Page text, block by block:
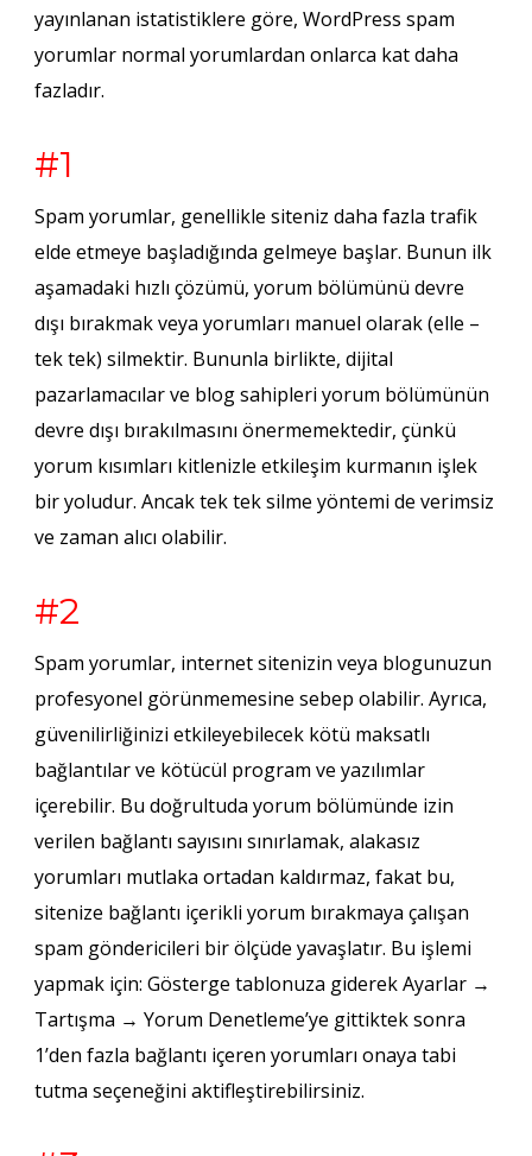
yayınlanan istatistiklere göre, WordPress spam
yorumlar normal yorumlardan onlarca kat daha
fazladır.
#1
Spam yorumlar, genellikle siteniz daha fazla trafik
elde etmeye başladığında gelmeye başlar. Bunun ilk
aşamadaki hızlı çözümü, yorum bölümünü devre
dışı bırakmak veya yorumları manuel olarak (elle –
tek tek) silmektir. Bununla birlikte, dijital
pazarlamacılar ve blog sahipleri yorum bölümünün
devre dışı bırakılmasını önermemektedir, çünkü
yorum kısımları kitlenizle etkileşim kurmanın işlek
bir yoludur. Ancak tek tek silme yöntemi de verimsiz
ve zaman alıcı olabilir.
#2
Spam yorumlar, internet sitenizin veya blogunuzun
profesyonel görünmemesine sebep olabilir. Ayrıca,
güvenilirliğinizi etkileyebilecek kötü maksatlı
bağlantılar ve kötücül program ve yazılımlar
içerebilir. Bu doğrultuda yorum bölümünde izin
verilen bağlantı sayısını sınırlamak, alakasız
yorumları mutlaka ortadan kaldırmaz, fakat bu,
sitenize bağlantı içerikli yorum bırakmaya çalışan
spam göndericileri bir ölçüde yavaşlatır. Bu işlemi
yapmak için: Gösterge tablonuza giderek Ayarlar →
Tartışma → Yorum Denetleme’ye gittiktek sonra
1’den fazla bağlantı içeren yorumları onaya tabi
tutma seçeneğini aktifleştirebilirsiniz.